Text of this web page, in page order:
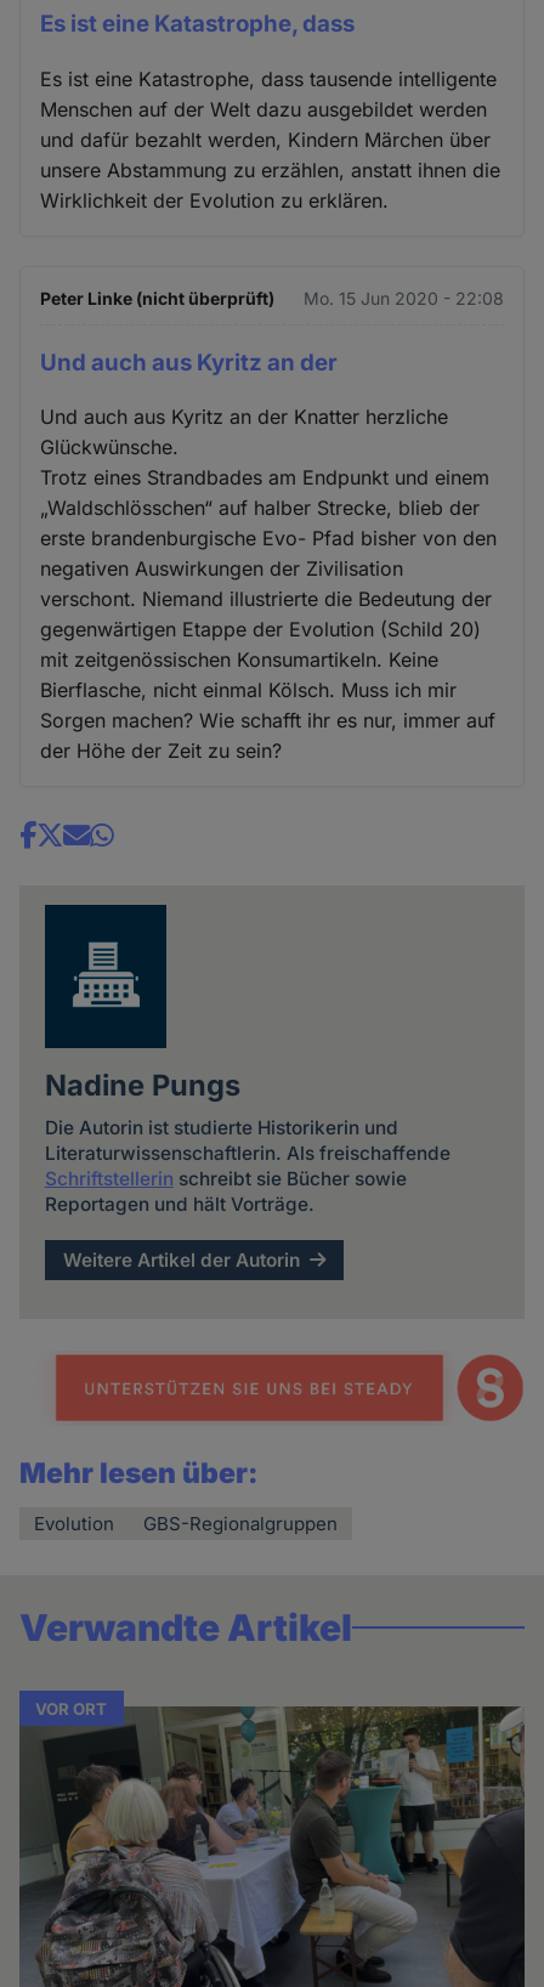
Es ist eine Katastrophe, dass
Es ist eine Katastrophe, dass tausende intelligente
Menschen auf der Welt dazu ausgebildet werden
und dafür bezahlt werden, Kindern Märchen über
unsere Abstammung zu erzählen, anstatt ihnen die
Wirklichkeit der Evolution zu erklären.
Peter Linke (nicht überprüft) Mo. 15 Jun 2020 - 22:08
Und auch aus Kyritz an der
Und auch aus Kyritz an der Knatter herzliche
Glückwünsche.
Trotz eines Strandbades am Endpunkt und einem
„Waldschlösschen“ auf halber Strecke, blieb der
erste brandenburgische Evo- Pfad bisher von den
negativen Auswirkungen der Zivilisation
verschont. Niemand illustrierte die Bedeutung der
gegenwärtigen Etappe der Evolution (Schild 20)
mit zeitgenössischen Konsumartikeln. Keine
Bierflasche, nicht einmal Kölsch. Muss ich mir
Sorgen machen? Wie schafft ihr es nur, immer auf
der Höhe der Zeit zu sein?
Share
Nadine Pungs
Die Autorin ist studierte Historikerin und
Literaturwissenschaftlerin. Als freischaffende
Schriftstellerin schreibt sie Bücher sowie
Reportagen und hält Vorträge.
Weitere Artikel der Autorin
Mehr lesen über:
Evolution GBS-Regionalgruppen
Verwandte Artikel
VOR ORT